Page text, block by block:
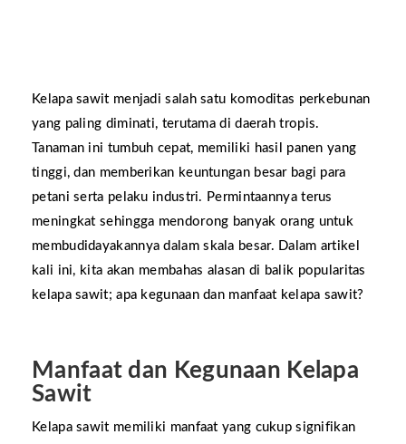
Kelapa sawit menjadi salah satu komoditas perkebunan
yang paling diminati, terutama di daerah tropis.
Tanaman ini tumbuh cepat, memiliki hasil panen yang
tinggi, dan memberikan keuntungan besar bagi para
petani serta pelaku industri. Permintaannya terus
meningkat sehingga mendorong banyak orang untuk
membudidayakannya dalam skala besar. Dalam artikel
kali ini, kita akan membahas alasan di balik popularitas
kelapa sawit; apa kegunaan dan manfaat kelapa sawit?
Manfaat dan Kegunaan Kelapa
Sawit
Kelapa sawit memiliki manfaat yang cukup signifikan